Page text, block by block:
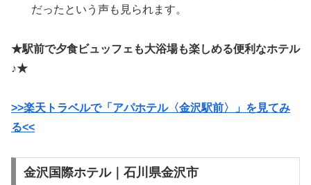
だったという声も見られます。
★駅前で夕食ビュッフェも大浴場も楽しめる便利なホテル
♪★
>>楽天トラベルで「アパホテル〈金沢駅前〉」を見てみ
る<<
金沢国際ホテル｜石川県金沢市